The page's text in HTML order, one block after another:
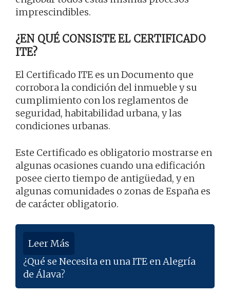
imprescindibles.
¿EN QUÉ CONSISTE EL CERTIFICADO
ITE?
El Certificado ITE es un Documento que
corrobora la condición del inmueble y su
cumplimiento con los reglamentos de
seguridad, habitabilidad urbana, y las
condiciones urbanas.
Este Certificado es obligatorio mostrarse en
algunas ocasiones cuando una edificación
posee cierto tiempo de antigüedad, y en
algunas comunidades o zonas de España es
de carácter obligatorio.
Leer Más
¿Qué se Necesita en una ITE en Alegría
de Álava?